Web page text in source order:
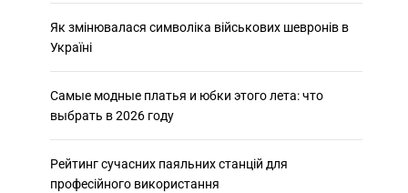
Як змінювалася символіка військових шевронів в
Україні
Самые модные платья и юбки этого лета: что
выбрать в 2026 году
Рейтинг сучасних паяльних станцій для
професійного використання